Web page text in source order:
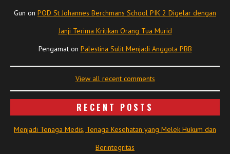
Gun on POD St Johannes Berchmans School PIK 2 Digelar dengan
Janji Terima Kritikan Orang Tua Murid
Pengamaton Palestina Sulit Menjadi Anggota PBB
View all recent comments
RECENT POSTS
Menjadi Tenaga Medis, Tenaga Kesehatan yang Melek Hukum dan
Berintegritas